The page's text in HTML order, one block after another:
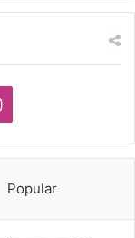
Instagram
Popular